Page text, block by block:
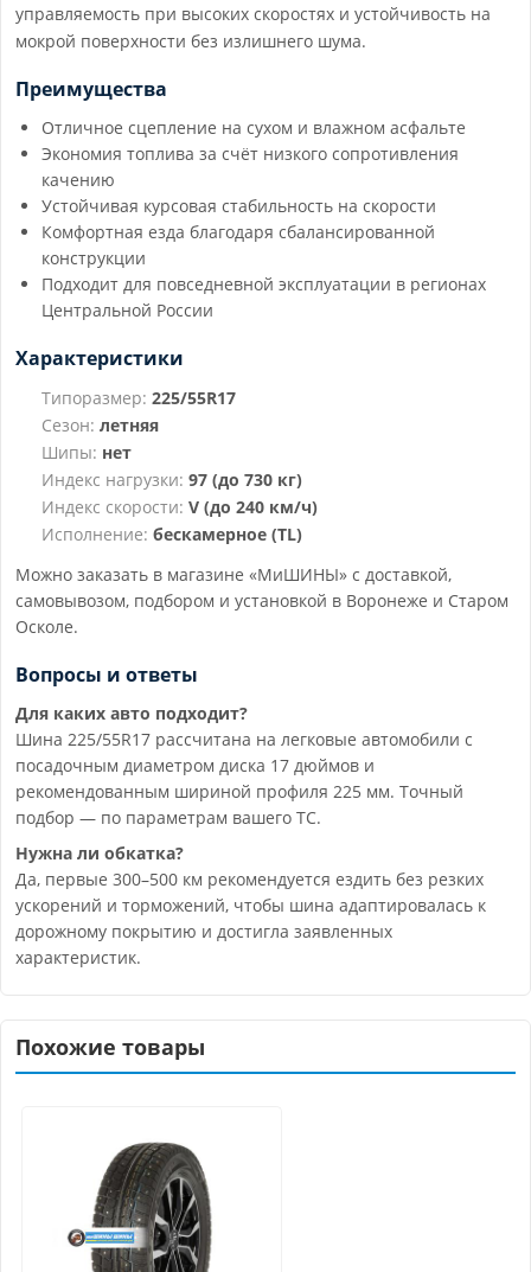
управляемость при высоких скоростях и устойчивость на
мокрой поверхности без излишнего шума.
Преимущества
Отличное сцепление на сухом и влажном асфальте
Экономия топлива за счёт низкого сопротивления
качению
Устойчивая курсовая стабильность на скорости
Комфортная езда благодаря сбалансированной
конструкции
Подходит для повседневной эксплуатации в регионах
Центральной России
Характеристики
Типоразмер: 225/55R17
Сезон: летняя
Шипы: нет
Индекс нагрузки: 97 (до 730 кг)
Индекс скорости: V (до 240 км/ч)
Исполнение: бескамерное (TL)
Можно заказать в магазине «МиШИНЫ» с доставкой,
самовывозом, подбором и установкой в Воронеже и Старом
Осколе.
Вопросы и ответы
Для каких авто подходит?
Шина 225/55R17 рассчитана на легковые автомобили с
посадочным диаметром диска 17 дюймов и
рекомендованным шириной профиля 225 мм. Точный
подбор — по параметрам вашего ТС.
Нужна ли обкатка?
Да, первые 300–500 км рекомендуется ездить без резких
ускорений и торможений, чтобы шина адаптировалась к
дорожному покрытию и достигла заявленных
характеристик.
Похожие товары